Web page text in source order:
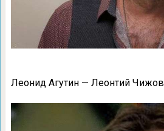
Леонид Агутин — Леонтий Чижов